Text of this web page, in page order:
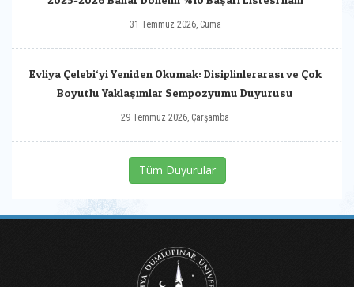
31 Temmuz 2026, Cuma
Evliya Çelebi‘yi Yeniden Okumak: Disiplinlerarası ve Çok
Boyutlu Yaklaşımlar Sempozyumu Duyurusu
29 Temmuz 2026, Çarşamba
Tüm Duyurular